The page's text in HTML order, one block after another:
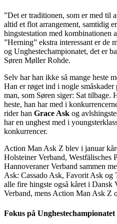
”Det er traditionen, som er med til
altid et flot arrangement, samtidig
hingstestation med kombinationen
”Herning” ekstra interessant er de
og Unghestechampionatet, det er
Søren Møller Rohde.
Selv har han ikke så mange heste
Han er røget ind i nogle småskader
man, som Søren siger: Sat
heste, han har med i
rider han Grace Ask og
har en unghest med i
konkurrencer.
Action Man Ask Z blev i januar
Holsteiner Verband, Westfälisches
Hannoveraner Verband sammen
Ask: Cassado Ask, Favorit Ask og
alle fire hingste også kåret i Dansk
Verband, mens Action Man Ask Z
Fokus på Unghestechampionatet